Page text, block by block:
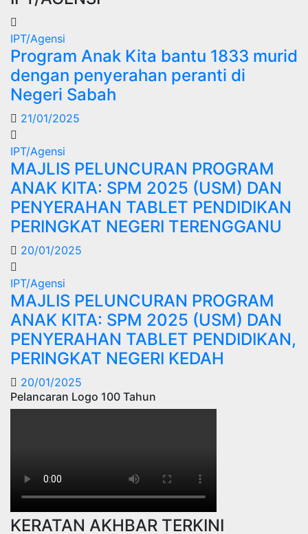
IPT/Agensi
Program Anak Kita bantu 1833 murid
dengan penyerahan peranti di
Negeri Sabah
21/01/2025
IPT/Agensi
MAJLIS PELUNCURAN PROGRAM
ANAK KITA: SPM 2025 (USM) DAN
PENYERAHAN TABLET PENDIDIKAN
PERINGKAT NEGERI TERENGGANU
20/01/2025
IPT/Agensi
MAJLIS PELUNCURAN PROGRAM
ANAK KITA: SPM 2025 (USM) DAN
PENYERAHAN TABLET PENDIDIKAN,
PERINGKAT NEGERI KEDAH
20/01/2025
Pelancaran Logo 100 Tahun
KERATAN AKHBAR TERKINI